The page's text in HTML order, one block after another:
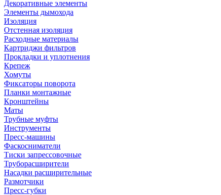
Декоративные элементы
Элементы дымохода
Изоляция
Отстенная изоляция
Расходные материалы
Картриджи фильтров
Прокладки и уплотнения
Крепеж
Хомуты
Фиксаторы поворота
Планки монтажные
Кронштейны
Маты
Трубные муфты
Инструменты
Пресс-машины
Фаскосниматели
Тиски запрессовочные
Труборасширители
Насадки расширительные
Размотчики
Пресс-губки